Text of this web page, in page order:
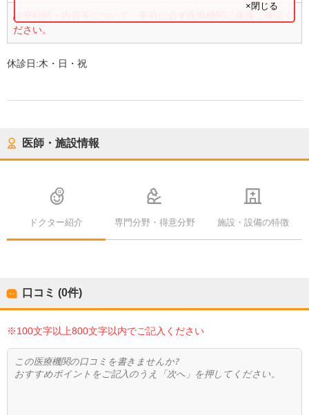
診療時間・内容等について、事前に必ず医療機関に直接ご確認く
ださい。
×閉じる
休診日:木・日・祝
医師・施設情報
ドクター紹介 専門分野・得意分野 施設・設備の特徴
口コミ (0件)
※100文字以上800文字以内でご記入ください